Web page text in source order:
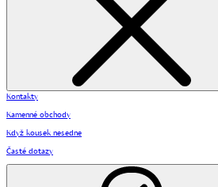
Kontakty
Kamenné obchody
Když kousek nesedne
Časté dotazy